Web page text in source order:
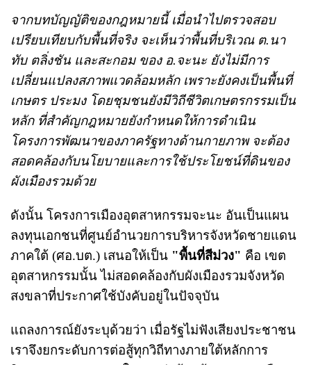
จากบทบัญญัติของกฎหมายนี้ เมื่อนำไปตรวจสอบ
เปรียบเทียบกับพื้นที่จริง จะเห็นว่าพื้นที่บริเวณ ต.นา
ทับ ตลิ่งชัน และสะกอม ของ อ.จะนะ ยังไม่มีการ
เปลี่ยนแปลงสภาพแวดล้อมหลัก เพราะยังคงเป็นพื้นที่
เกษตร ประมง โดยชุมชนยังมีวิถีชีวิตเกษตรกรรมเป็น
หลัก ที่สำคัญกฎหมายยังกำหนดให้การดำเนิน
โครงการพัฒนาของภาครัฐทางด้านกายภาพ จะต้อง
สอดคล้องกับนโยบายและการใช้ประโยชน์ที่ดินของ
ผังเมืองรวมด้วย
ดังนั้น โครงการเมืองอุตสาหกรรมจะนะ อันเป็นแผน
ลงทุนเอกชนที่ศูนย์อำนวยการบริหารจังหวัดชายแดน
ภาคใต้ (ศอ.บต.) เสนอให้เป็น "พื้นที่สีม่วง" คือ เขต
อุตสาหกรรมนั้น ไม่สอดคล้องกับผังเมืองรวมจังหวัด
สงขลาที่ประกาศใช้บังคับอยู่ในปัจจุบัน
แถลงการณ์ยังระบุด้วยว่า เมื่อรัฐไม่ฟังเสียงประชาชน
เราจึงยกระดับการต่อสู้ทุกวิถีทางภายใต้หลักการ